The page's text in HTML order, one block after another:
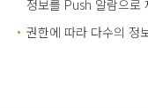
정보를 Push 알람으로
권한에 따라 다수의 정